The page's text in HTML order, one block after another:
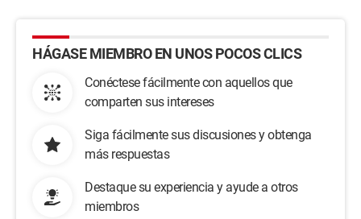
HÁGASE MIEMBRO EN UNOS POCOS CLICS
Conéctese fácilmente con aquellos que
comparten sus intereses
Siga fácilmente sus discusiones y obtenga
más respuestas
Destaque su experiencia y ayude a otros
miembros